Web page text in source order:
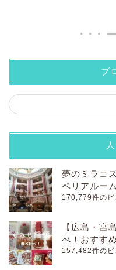
ブ
夢のミラコ
ペリアルー
170,779件のビ
【広島・宮
べ！おすす
157,482件のビ